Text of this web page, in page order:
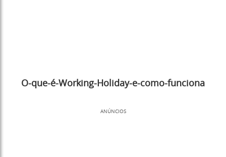
O-que-é-Working-Holiday-e-como-funciona
ANÚNCIOS